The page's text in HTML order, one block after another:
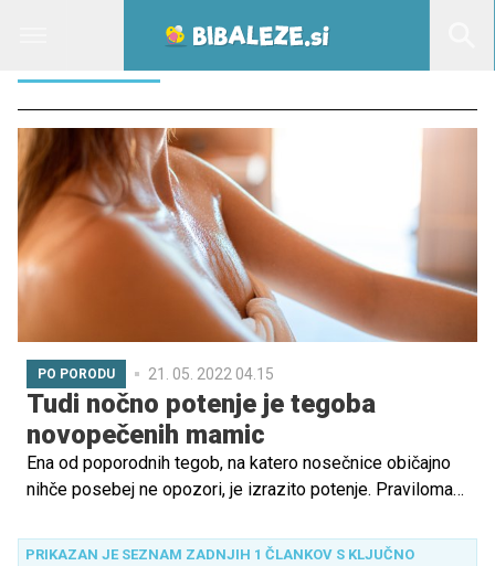
PO PORODU 21. 05. 2022 04.15
Tudi nočno potenje je tegoba
novopečenih mamic
Ena od poporodnih tegob, na katero nosečnice običajno
nihče posebej ne opozori, je izrazito potenje. Praviloma
tako močno spoti, da se zbudi vsa premočena.
PRIKAZAN JE SEZNAM ZADNJIH 1 ČLANKOV S KLJUČNO